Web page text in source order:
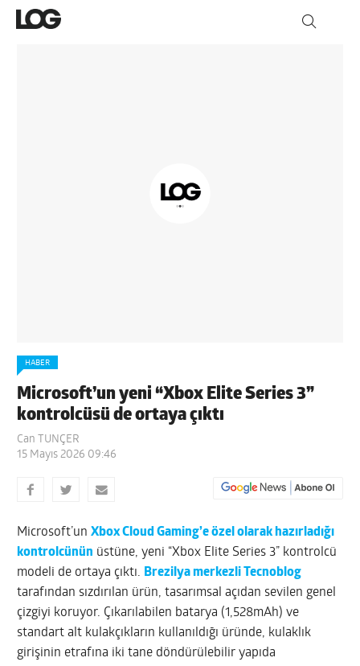
HABER
Microsoft’un yeni “Xbox Elite Series 3”
kontrolcüsü de ortaya çıktı
Can TUNÇER
15 Mayıs 2026 09:46
Microsoft’unXbox Cloud Gaming’e özel olarak hazırladığı
kontrolcünün üstüne, yeni “Xbox Elite Series 3” kontrolcü
modeli de ortaya çıktı. Brezilya merkezli Tecnoblog
tarafından sızdırılan ürün, tasarımsal açıdan sevilen genel
çizgiyi koruyor. Çıkarılabilen batarya (1,528mAh) ve
standart alt kulakçıkların kullanıldığı üründe, kulaklık
girişinin etrafına iki tane döndürülebilir yapıda